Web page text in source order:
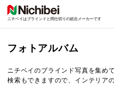
ニチベイはブラインドと間仕切りの総合メーカーです
フォトアルバム
ニチベイのブラインド写真を集め
検索もできますので、インテリア